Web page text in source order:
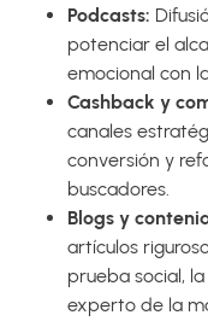
Podcasts:
potenciar el
emocional con
Cashback y
canales
conversión y
buscadores.
Blogs y
artículos
prueba social,
experto de la